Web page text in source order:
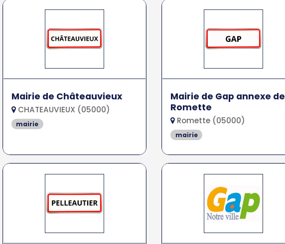
Mairie de Châteauvieux
CHATEAUVIEUX (05000)
mairie
Mairie de Gap annexe de
Romette
Romette (05000)
mairie